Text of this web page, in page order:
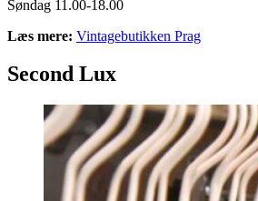
Søndag 11.00-18.00
Læs mere: Vintagebutikken Prag
Second Lux